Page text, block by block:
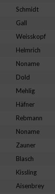
Schmidt
Gall
Weisskopf
Helmrich
Noname
Dold
Mehlig
Häfner
Rebmann
Noname
Zauner
Blasch
Kissling
Aisenbrey